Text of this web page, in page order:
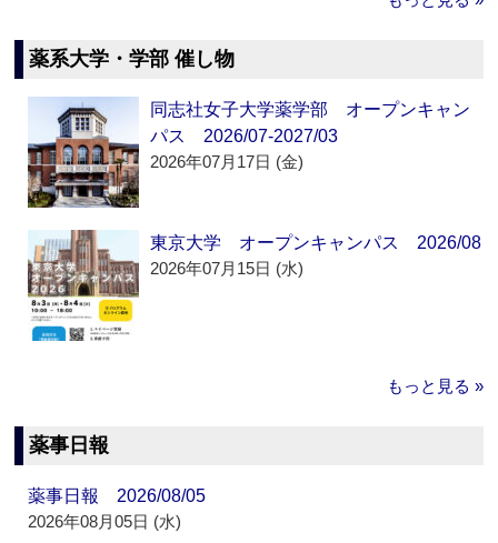
薬系大学・学部 催し物
同志社女子大学薬学部 オープンキャン
パス 2026/07-2027/03
2026年07月17日 (金)
東京大学 オープンキャンパス 2026/08
2026年07月15日 (水)
もっと見る »
薬事日報
薬事日報 2026/08/05
2026年08月05日 (水)